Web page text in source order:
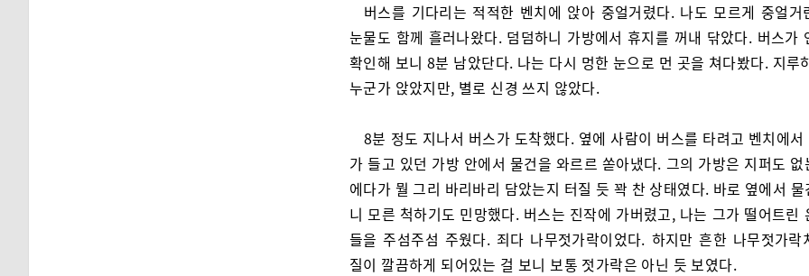
버스를 기다리는 적적한 벤치에 앉아 중얼거렸다. 나도 모르게 중얼거
눈물도 함께 흘러나왔다. 덤덤하니 가방에서 휴지를 꺼내 닦았다. 버스가
확인해 보니 8분 남았단다. 나는 다시 멍한 눈으로 먼 곳을 쳐다봤다. 지루
누군가 앉았지만, 별로 신경 쓰지 않았다.
8분 정도 지나서 버스가 도착했다. 옆에 사람이 버스를 타려고 벤치에서
가 들고 있던 가방 안에서 물건을 와르르 쏟아냈다. 그의 가방은 지퍼도 없
에다가 뭘 그리 바리바리 담았는지 터질 듯 꽉 찬 상태였다. 바로 옆에서
니 모른 척하기도 민망했다. 버스는 진작에 가버렸고, 나는 그가 떨어트린
들을 주섬주섬 주웠다. 죄다 나무젓가락이었다. 하지만 흔한 나무젓가락
질이 깔끔하게 되어있는 걸 보니 보통 젓가락은 아닌 듯 보였다.